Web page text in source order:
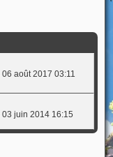
06 août 2017 03:11
03 juin 2014 16:15